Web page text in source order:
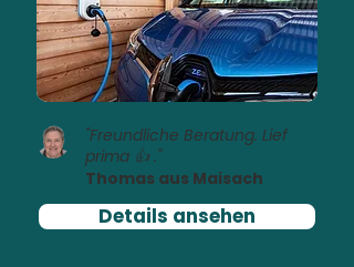
"Freundliche Beratung. Lief
prima 👍 ."
Thomas aus Maisach
Details ansehen